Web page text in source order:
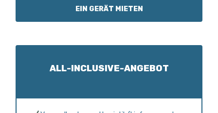
EIN GERÄT MIETEN
ALL-INCLUSIVE-ANGEBOT